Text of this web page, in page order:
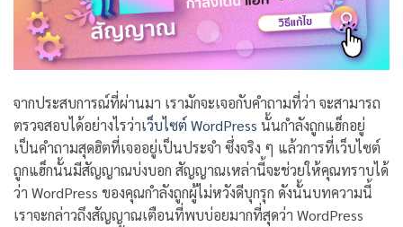
จากประสบการณ์ที่ผ่านมา เรามักจะเจอกับคำถามที่ว่า จะสามารถ
ตรวจสอบได้อย่างไรว่าเว็บไซต์ WordPress นั้นกำลังถูกแฮ็กอยู่
เป็นคำถามสุดฮิตที่เจออยู่เป็นประจำ ซึ่งจริง ๆ แล้วการที่เว็บไซต์
ถูกแฮ็กนั้นมีสัญญาณบ่งบอก สัญญาณเหล่านี้จะช่วยให้คุณทราบได้
ว่า WordPress ของคุณกำลังถูกผู้ไม่หวังดีบุกรุก ดังนั้นบทความนี้
เราจะกล่าวถึงสัญญาณเตือนที่พบบ่อยมากที่สุดว่า WordPress